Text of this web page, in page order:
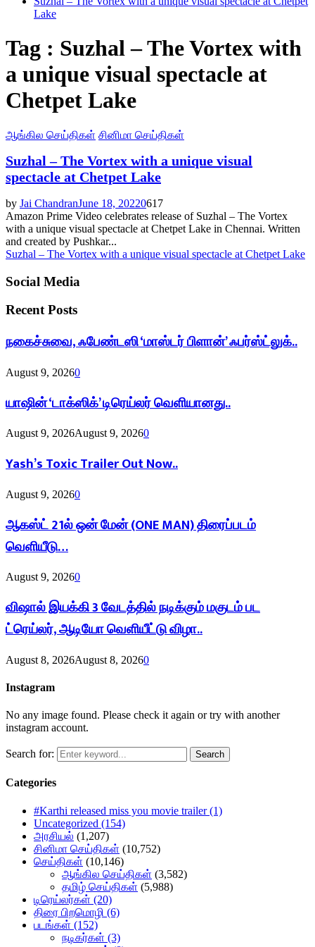
Lake
Tag : Suzhal – The Vortex with
a unique visual spectacle at
Chetpet Lake
ஆங்கில செய்திகள் சினிமா செய்திகள்
Suzhal – The Vortex with a unique visual
spectacle at Chetpet Lake
by Jai ChandranJune 18, 20220617
Amazon Prime Video celebrates release of Suzhal – The Vortex
with a unique visual spectacle at Chetpet Lake in Chennai. Written
and created by Pushkar...
Suzhal – The Vortex with a unique visual spectacle at Chetpet Lake
Social Media
Recent Posts
நகைச்சுவை, ஃபேண்டஸி ‘மாஸ்டர் பிளான்’ ஃபர்ஸ்ட்லுக்..
August 9, 20260
யாஷின் ‘டாக்ஸிக்’ டிரெய்லர் வெளியானது..
August 9, 2026August 9, 20260
Yash’s Toxic Trailer Out Now..
August 9, 20260
ஆகஸ்ட் 21ல் ஒன் மேன் (ONE MAN) திரைப்படம்
வெளியீடு…
August 9, 20260
விஷால் இயக்கி 3 வேடத்தில் நடிக்கும் மகுடம் பட
ட்ரெய்லர், ஆடியோ வெளியீட்டு விழா..
August 8, 2026August 8, 20260
Instagram
No any image found. Please check it again or try with another
instagram account.
Search for: Search
Categories
#Karthi released miss you movie trailer(1)
Uncategorized (154)
அரசியல் (1,207)
சினிமா செய்திகள் (10,752)
செய்திகள் (10,146)
ஆங்கில செய்திகள் (3,582)
தமிழ் செய்திகள் (5,988)
டிரெய்லர்கள் (20)
திரை பிறமொழி (6)
படங்கள் (152)
நடிகர்கள் (3)